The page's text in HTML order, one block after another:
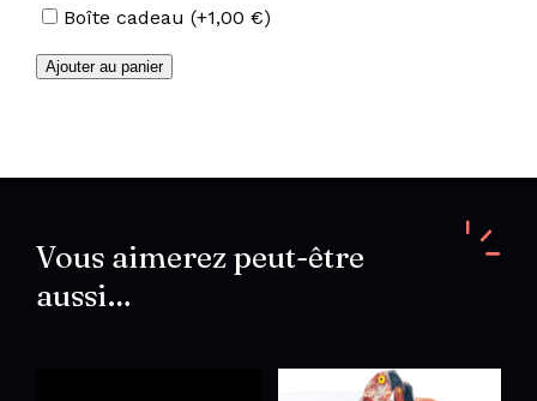
Options
Boîte cadeau (+1,00 €)
quantité
en
Ajouter au panier
Vous aimerez peut-être
aussi…